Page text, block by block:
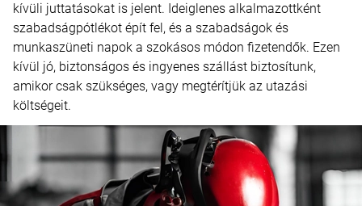
kívüli juttatásokat is jelent. Ideiglenes alkalmazottként
szabadságpótlékot épít fel, és a szabadságok és
munkaszüneti napok a szokásos módon fizetendők. Ezen
kívül jó, biztonságos és ingyenes szállást biztosítunk,
amikor csak szükséges, vagy megtérítjük az utazási
költségeit.